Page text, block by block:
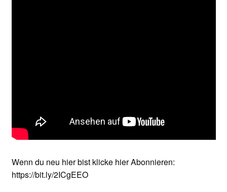
Wenn du neu hier bist klicke hier Abonnieren:
https://bit.ly/2ICgEEO